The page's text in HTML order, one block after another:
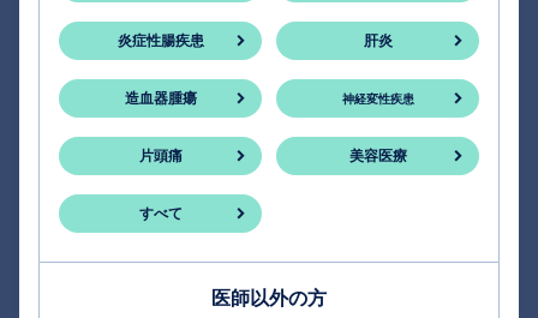
炎症性腸疾患 肝炎
造血器腫瘍 神経変性疾患
片頭痛 美容医療
すべて
医師以外の方